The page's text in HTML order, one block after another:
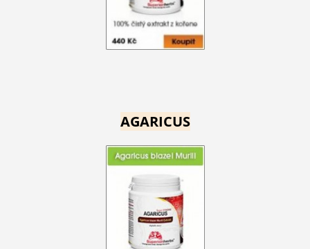
AGARICUS